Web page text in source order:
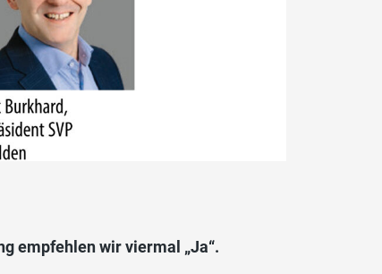
empfehlen wir viermal „Ja“.